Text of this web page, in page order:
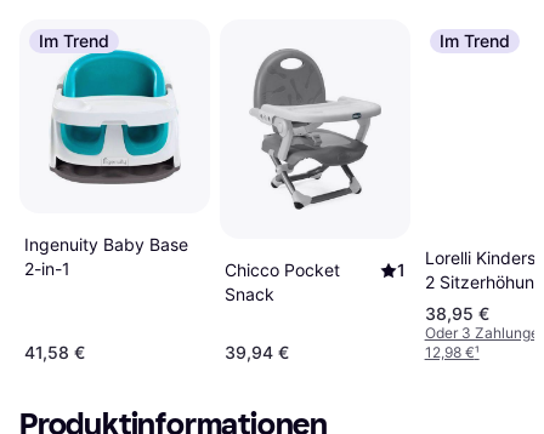
Im Trend
Ingenuity Baby Base
2-in-1
41,58 €
Chicco Pocket
Snack
1
39,94 €
Im Trend
Lorelli
2 Sitzerhöhung
Boostersitz
abnehmbar
38,95 €
Oder 3
12,98 €¹
Produktinformationen